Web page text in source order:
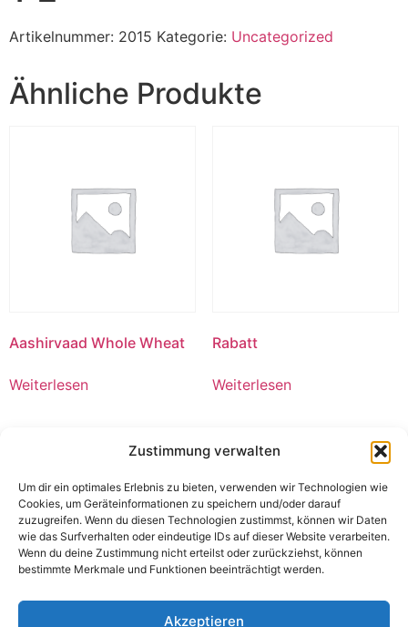
Zustimmung verwalten
Um dir ein optimales Erlebnis zu bieten, verwenden wir Technologien wie
Cookies, um Geräteinformationen zu speichern und/oder darauf
zuzugreifen. Wenn du diesen Technologien zustimmst, können wir Daten
wie das Surfverhalten oder eindeutige IDs auf dieser Website verarbeiten.
Wenn du deine Zustimmung nicht erteilst oder zurückziehst, können
bestimmte Merkmale und Funktionen beeinträchtigt werden.
Akzeptieren
Artikelnummer: 2015 Kategorie: Uncategorized
Ähnliche Produkte
Aashirvaad Whole Wheat
Weiterlesen
Rabatt
Weiterlesen